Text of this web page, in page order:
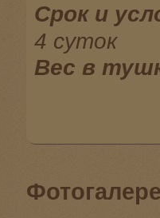
Срок и
4 суток
Вес в